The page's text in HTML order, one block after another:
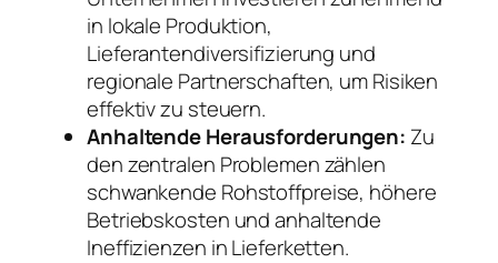
in lokale Produktion,
Lieferantendiversifizierung und
regionale Partnerschaften, um Risiken
effektiv zu steuern.
Anhaltende Herausforderungen: Zu
den zentralen Problemen zählen
schwankende Rohstoffpreise, höhere
Betriebskosten und anhaltende
Ineffizienzen in Lieferketten.